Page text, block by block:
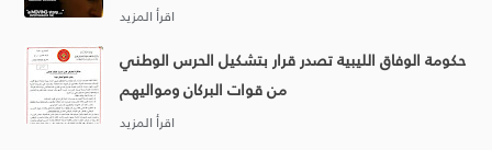
حكومة الوفاق الليبية تصدر قرار بتشكيل الحرس الوطني
من قوات البركان ومواليهم